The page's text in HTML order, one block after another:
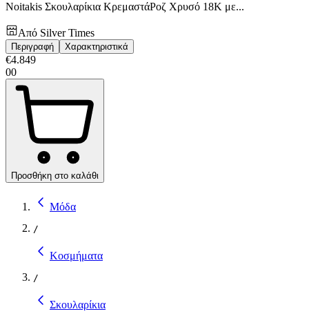
Noitakis Σκουλαρίκια ΚρεμαστάΡοζ Χρυσό 18Κ με...
Από Silver Times
Περιγραφή Χαρακτηριστικά
€4.849
00
Προσθήκη στο καλάθι
Μόδα
/
Κοσμήματα
/
Σκουλαρίκια